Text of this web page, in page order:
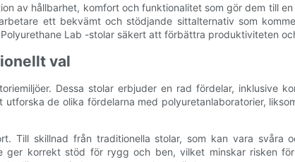
av hållbarhet, komfort och funktionalitet som gör dem till
ett bekvämt och stödjande sittalternativ som
Lab -stolar säkert att förbättra produktiviteten
val
Dessa stolar erbjuder en rad fördelar, inklusive
de olika fördelarna med polyuretanlaboratorier,
Till skillnad från traditionella stolar, som kan vara
korrekt stöd för rygg och ben, vilket minskar risken